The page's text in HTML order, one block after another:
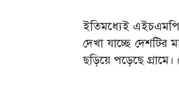
ইতিমধ্যেই
দেখা যাচ্ছে দেশটির
ছড়িয়ে পড়েছে